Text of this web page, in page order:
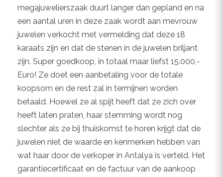
megajuwelierszaak duurt langer dan gepland en na
een aantal uren in deze zaak wordt aan mevrouw
juwelen verkocht met vermelding dat deze 18
karaats zijn en dat de stenen in de juwelen briljant
zijn. Super goedkoop, in totaal maar liefst 15.000,-
Euro! Ze doet een aanbetaling voor de totale
koopsom en de rest zal in termijnen worden
betaald. Hoewel ze al spijt heeft dat ze zich over
heeft laten praten, haar stemming wordt nog
slechter als ze bij thuiskomst te horen krijgt dat de
juwelen niet de waarde en kenmerken hebben van
wat haar door de verkoper in Antalya is verteld. Het
garantiecertificaat en de factuur van de aankoop